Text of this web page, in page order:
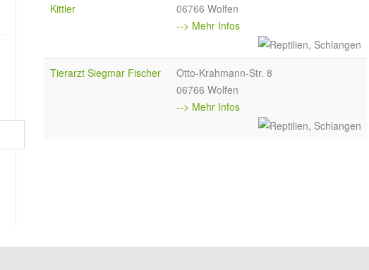
Kittler
06766 Wolfen
--> Mehr Infos
Tierarzt Siegmar Fischer
Otto-Krahmann-Str. 8
06766 Wolfen
--> Mehr Infos